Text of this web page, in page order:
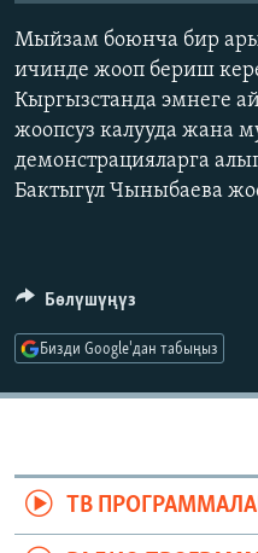
АЗАТТЫК+
ЫҢГАЙСЫЗ СУРООЛОР
ЭЕ/АРнун бардык
Мыйзам боюнча бир
ичинде жооп бериш
Кыргызстанда эмнеге
жоопсуз калууда жана
демонстрацияларга
Бактыгүл Чыныбаева
Бөлүшүңүз
Бизди Google'дан табыңыз
ТВ